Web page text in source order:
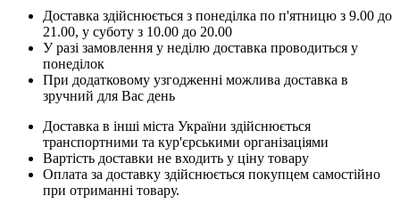
Доставка здійснюється з понеділка по п'ятницю з 9.00 до
21.00, у суботу з 10.00 до 20.00
У разі замовлення у неділю доставка проводиться у
понеділок
При додатковому узгодженні можлива доставка в
зручний для Вас день
Доставка в інші міста України здійснюється
транспортними та кур'єрськими організаціями
Вартість доставки не входить у ціну товару
Оплата за доставку здійснюється покупцем самостійно
при отриманні товару.